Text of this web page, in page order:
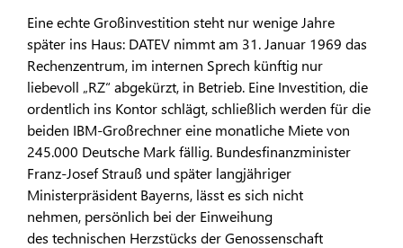
Eine echte Großinvestition steht nur wenige Jahre
später ins Haus: DATEV nimmt am 31. Januar 1969 das
Rechenzentrum, im internen Sprech künftig nur
liebevoll „RZ“ abgekürzt, in Betrieb. Eine Investition, die
ordentlich ins Kontor schlägt, schließlich werden für die
beiden IBM-Großrechner eine monatliche Miete von
245.000 Deutsche Mark fällig. Bundesfinanzminister
Franz-Josef Strauß und später langjähriger
Ministerpräsident Bayerns, lässt es sich nicht
nehmen, persönlich bei der Einweihung
des technischen Herzstücks der Genossenschaft